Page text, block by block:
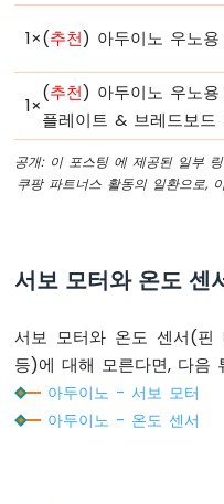
시
리
모
니
아
두
이
리
로
터
아
두
1×(추천) 아두이노 우노용
1×
(추천) 아두이노 우노
플레이트 & 브레드보드
공개: 이 포스팅 에 제공된 일부
쿠팡 파트너스 활동의 일환으로,
서보 모터와 온도 센
서보 모터와 온도 센서(핀
등)에 대해 모른다면, 다음
아두이노 - 서보 모터
아두이노 - 온도 센서